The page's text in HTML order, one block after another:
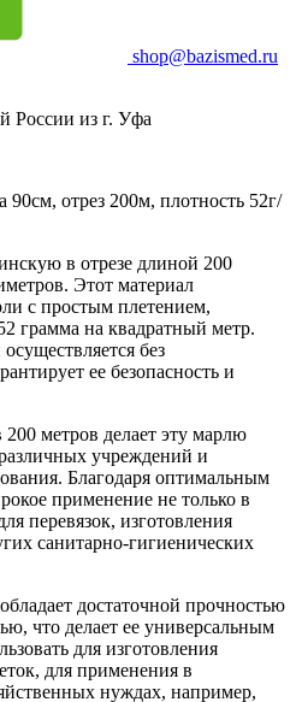
shop@bazismed.ru
России из г. Уфа
отрез 200м, плотность 52г/
в отрезе длиной 200
Этот материал
с простым плетением,
грамма на квадратный метр.
без
ее безопасность и
200 метров делает эту марлю
учреждений и
Благодаря оптимальным
применение не только в
перевязок, изготовления
санитарно-гигиенических
достаточной прочностью
что делает ее универсальным
для изготовления
для применения в
нуждах, например,